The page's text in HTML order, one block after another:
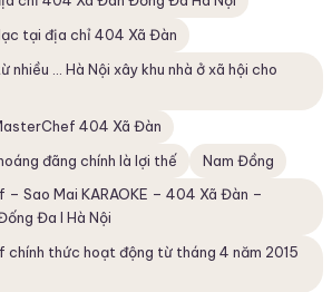
tại địa chỉ 404 Xã Đàn
... Hà Nội xây khu nhà ở xã hội cho
404 Xã Đàn
đãng chính là lợi thế
Nam Đồng
– Sao Mai KARAOKE – 404 Xã Đàn –
Đa I Hà Nội
chính thức hoạt động từ tháng 4 năm 2015